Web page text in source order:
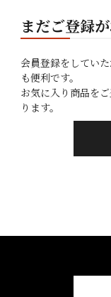
まだご登録
会員登録をしてい
も便利です。
お気に入り商品を
ります。